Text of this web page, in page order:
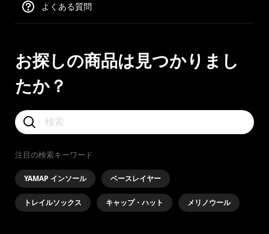
よくある質問
お探しの商品は見つかりまし
たか？
注目の検索キーワード
YAMAP インソール ベースレイヤー
トレイルソックス キャップ・ハット メリノウール